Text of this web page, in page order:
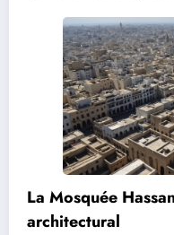
La Mosquée
architectural